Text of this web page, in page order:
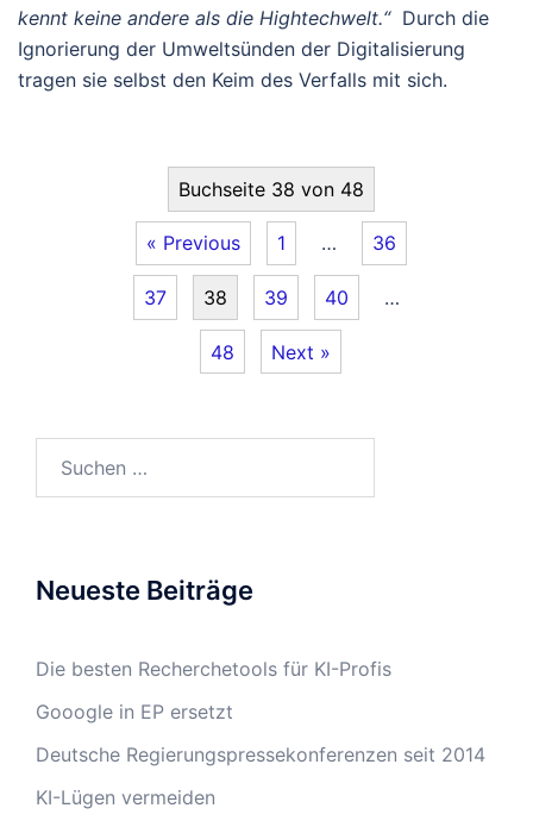
kennt keine andere als die Hightechwelt.“ Durch die
Ignorierung der Umweltsünden der Digitalisierung
tragen sie selbst den Keim des Verfalls mit sich.
Buchseite 38 von 48
« Previous 1 … 36
37 38 39 40 …
48 Next »
Neueste Beiträge
Die besten Recherchetools für KI-Profis
Gooogle in EP ersetzt
Deutsche Regierungspressekonferenzen seit 2014
KI-Lügen vermeiden